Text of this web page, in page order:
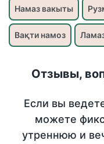
Намаз вакыты
Вақти намоз
Отзывы,
Если вы
можете
утреннюю и